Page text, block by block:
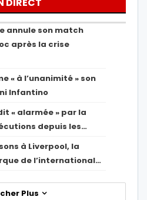
annule son match
après la crise
« à l’unanimité » son
Infantino
« alarmée » par la
depuis les…
à Liverpool, la
de l’international…
Plus